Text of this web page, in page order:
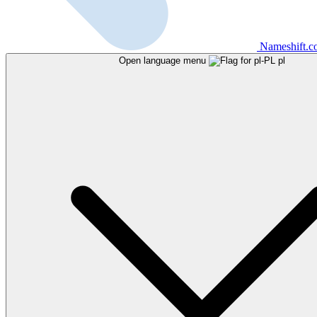
Open language menu pl